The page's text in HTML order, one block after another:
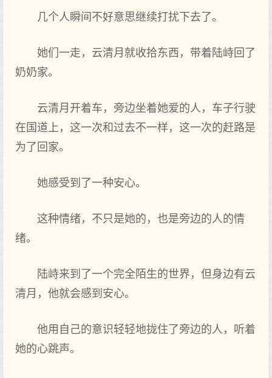
几个人瞬间不好意思继续打扰下去了。
她们一走，云清月就收拾东西，带着陆峙回了
奶奶家。
云清月开着车，旁边坐着她爱的人，车子行驶
在国道上，这一次和过去不一样，这一次的赶路是
为了回家。
她感受到了一种安心。
这种情绪，不只是她的，也是旁边的人的情
绪。
陆峙来到了一个完全陌生的世界，但身边有云
清月，他就会感到安心。
他用自己的意识轻轻地拢住了旁边的人，听着
她的心跳声。